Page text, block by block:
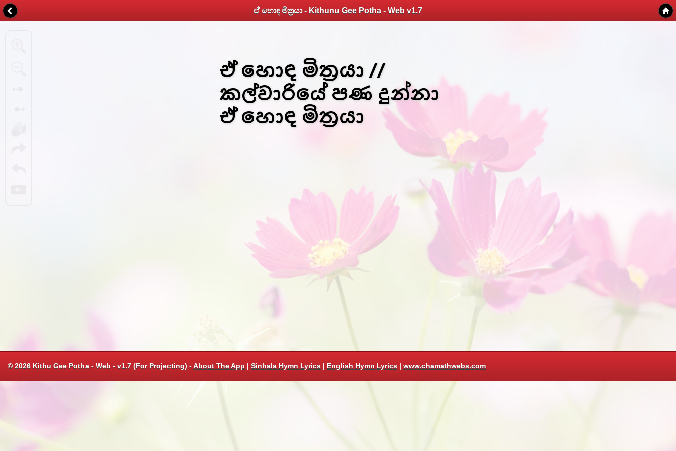
ඒ හොඳ මිත්‍රයා - Kithunu Gee Potha - Web v1.7
ඒ හොඳ මිත්‍රයා //
කල්වාරියේ පණ දුන්නා
ඒ හොඳ මිත්‍රයා
© 2026 Kithu Gee Potha - Web - v1.7 (For Projecting) -About The App | Sinhala Hymn Lyrics | English Hymn Lyrics | www.chamathwebs.com